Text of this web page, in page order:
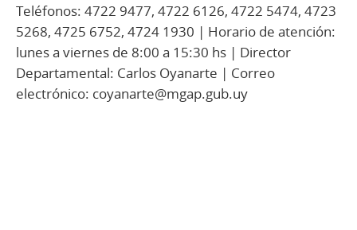
Teléfonos: 4722 9477, 4722 6126, 4722 5474, 4723
5268, 4725 6752, 4724 1930 | Horario de atención:
lunes a viernes de 8:00 a 15:30 hs | Director
Departamental: Carlos Oyanarte | Correo
electrónico: coyanarte@mgap.gub.uy